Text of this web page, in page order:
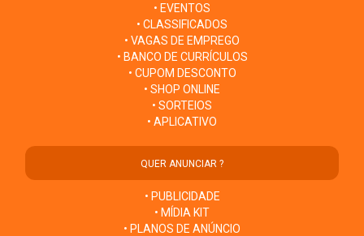
• EVENTOS
• CLASSIFICADOS
• VAGAS DE EMPREGO
• BANCO DE CURRÍCULOS
• CUPOM DESCONTO
• SHOP ONLINE
• SORTEIOS
• APLICATIVO
QUER ANUNCIAR ?
• PUBLICIDADE
• MÍDIA KIT
• PLANOS DE ANÚNCIO